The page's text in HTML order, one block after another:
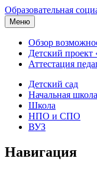
Образовательная
Меню
Обзор
Детский проект
Аттестация
Детский сад
Начальная школа
Школа
НПО и СПО
ВУЗ
Навигация